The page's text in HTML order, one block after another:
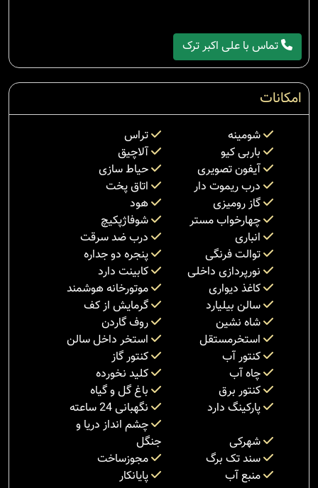
تماس با علی اکبر ترک
امکانات
شومینه
تراس
باربی کیو
آلاچیق
آیفون تصویری
حیاط سازی
درب ریموت دار
اتاق پخت
گاز رومیزی
هود
چهارخواب مستر
شوفاژپکیچ
انباری
درب ضد سرقت
توالت فرنگی
پنجره دو جداره
نورپردازی داخلی
کابینت دارد
کاغذ دیواری
موتورخانه هوشمند
سالن بیلیارد
گرمایش از کف
شاه نشین
روف گاردن
استخرمستقل
استخر داخل سالن
کنتور آب
کنتور گاز
چاه آب
کلید نخورده
کنتور برق
باغ گل و گیاه
پارکینگ دارد
نگهبانی 24 ساعته
شهرکی
چشم انداز دریا و
جنگل
سند تک برگ
مجوزساخت
منبع آب
پایانکار